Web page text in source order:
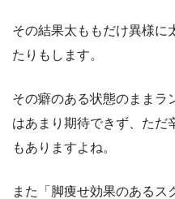
その結果太ももだけ異様に
たりもします。
その癖のある状態のままラ
はあまり期待できず、ただ
もありますよね。
また「脚痩せ効果のあるス